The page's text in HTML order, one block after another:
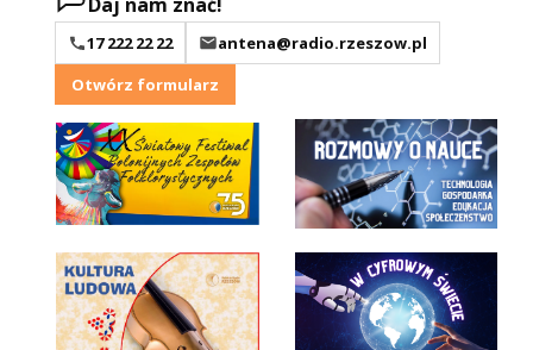
17 222 22 22
antena@radio.rzeszow.pl
Otwórz formularz